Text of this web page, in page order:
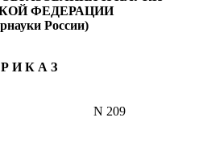
ФЕДЕРАЦИИ
России)
И К А З
N 209